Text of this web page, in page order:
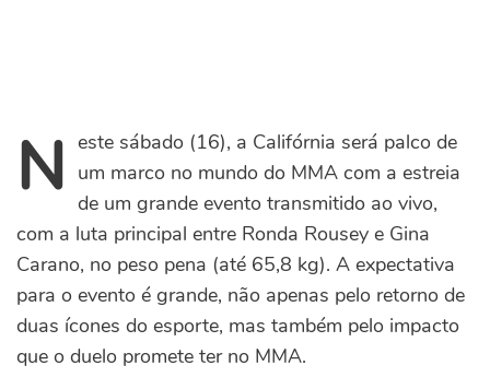
Neste sábado (16), a Califórnia será palco de
um marco no mundo do MMA com a estreia
de um grande evento transmitido ao vivo,
com a luta principal entre Ronda Rousey e Gina
Carano, no peso pena (até 65,8 kg). A expectativa
para o evento é grande, não apenas pelo retorno de
duas ícones do esporte, mas também pelo impacto
que o duelo promete ter no MMA.